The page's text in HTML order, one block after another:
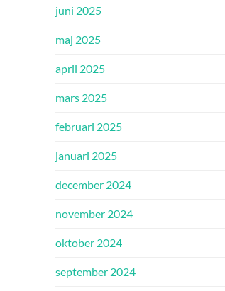
juni 2025
maj 2025
april 2025
mars 2025
februari 2025
januari 2025
december 2024
november 2024
oktober 2024
september 2024